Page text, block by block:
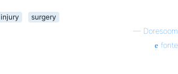
injury
surgery
— Doresoom
fonte